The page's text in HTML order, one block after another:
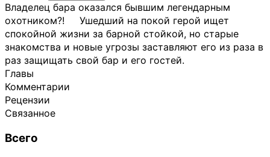
Владелец бара оказался бывшим легендарным
охотником?! ᅠ Ушедший на покой герой ищет
спокойной жизни за барной стойкой, но старые
знакомства и новые угрозы заставляют его из раза в
раз защищать свой бар и его гостей.
Главы
Комментарии
Рецензии
Связанное
Всего